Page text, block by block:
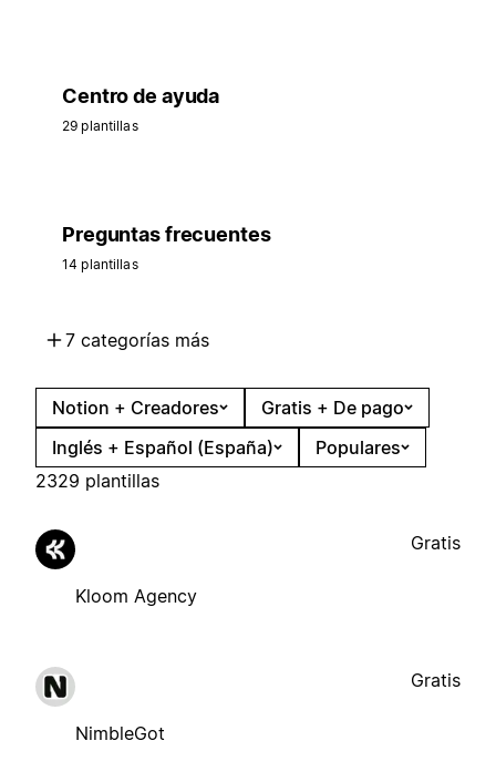
Centro de ayuda
29 plantillas
Preguntas frecuentes
14 plantillas
7 categorías más
Notion + Creadores
Gratis + De pago
Inglés + Español (España)
Populares
2329 plantillas
Kloom Agency
Gratis
NimbleGot
Gratis